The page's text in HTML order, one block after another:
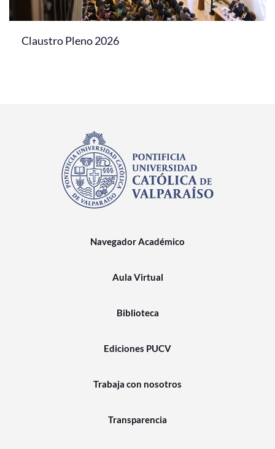
Claustro Pleno 2026
Navegador Académico
Aula Virtual
Biblioteca
Ediciones PUCV
Trabaja con nosotros
Transparencia